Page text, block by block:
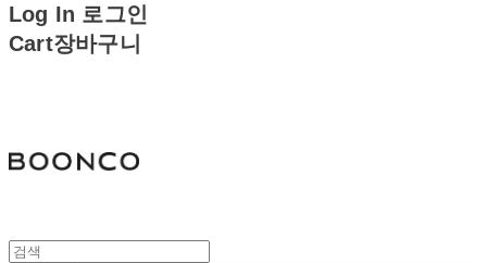
Log In 로그인
Cart장바구니